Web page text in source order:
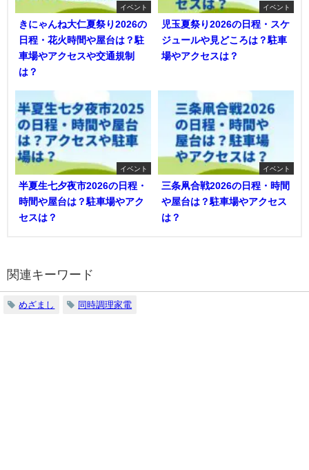
イベント
きにゃんね大仁夏祭り2026の
日程・花火時間や屋台は？駐
車場やアクセスや交通規制
は？
イベント
児玉夏祭り2026の日程・スケ
ジュールや見どころは？駐車
場やアクセスは？
イベント
半夏生七夕夜市2026の日程・
時間や屋台は？駐車場やアク
セスは？
イベント
三条凧合戦2026の日程・時間
や屋台は？駐車場やアクセス
は？
関連キーワード
めざまし 同時調理家電